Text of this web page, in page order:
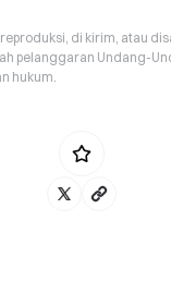
di kirim, atau
pelanggaran Undang-
hukum.